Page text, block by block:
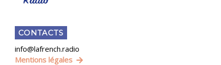
CONTACTS
info@lafrench.radio
Mentions légales